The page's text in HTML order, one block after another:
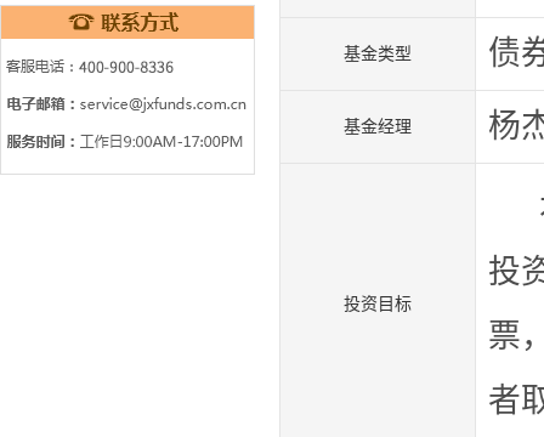
基金类型 债
基金经理 杨
投资目标
投
票
者